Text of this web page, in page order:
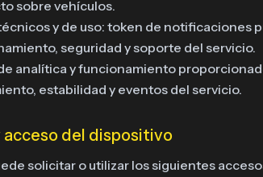
sobre vehículos.
y de uso: token de notificaciones
seguridad y soporte del servicio.
analítica y funcionamiento
estabilidad y eventos del servicio.
acceso del dispositivo
solicitar o utilizar los siguientes